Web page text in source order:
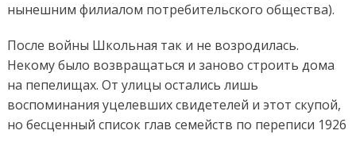
нынешним филиалом потребительского общества).
После войны Школьная так и не возродилась.
Некому было возвращаться и заново строить дома
на пепелищах. От улицы остались лишь
воспоминания уцелевших свидетелей и этот скупой,
но бесценный список глав семейств по переписи 1926